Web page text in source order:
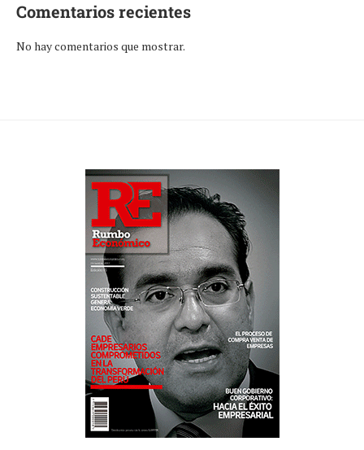
Comentarios recientes
No hay comentarios que mostrar.